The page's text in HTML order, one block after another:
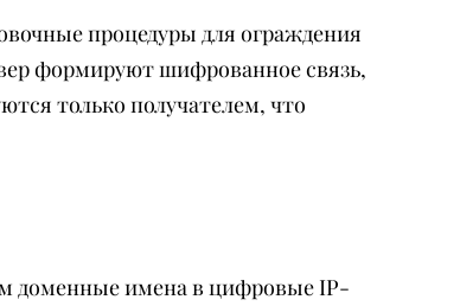
процедуры для ограждения
формируют шифрованное связь,
только получателем, что
доменные имена в цифровые IP-